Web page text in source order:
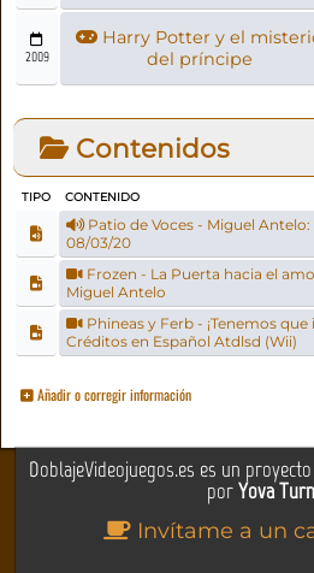
2009
Harry Potter y el
del príncipe
Contenidos
TIPO CONTENIDO
Patio de Voces - Miguel
08/03/20
Frozen - La Puerta hacia el
Miguel Antelo
Phineas y Ferb - ¡Tenemos
Créditos en Español Atdlsd (Wii)
Añadir o corregir información
DoblajeVideojuegos.es es un
porYova
Invítame a un